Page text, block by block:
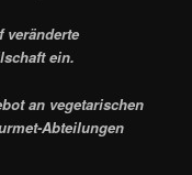
veränderte
ein.
an vegetarischen
Abteilungen